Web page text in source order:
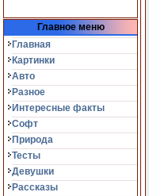
Главное меню
Главная
Картинки
Авто
Разное
Интересные факты
Софт
Природа
Тесты
Девушки
Рассказы